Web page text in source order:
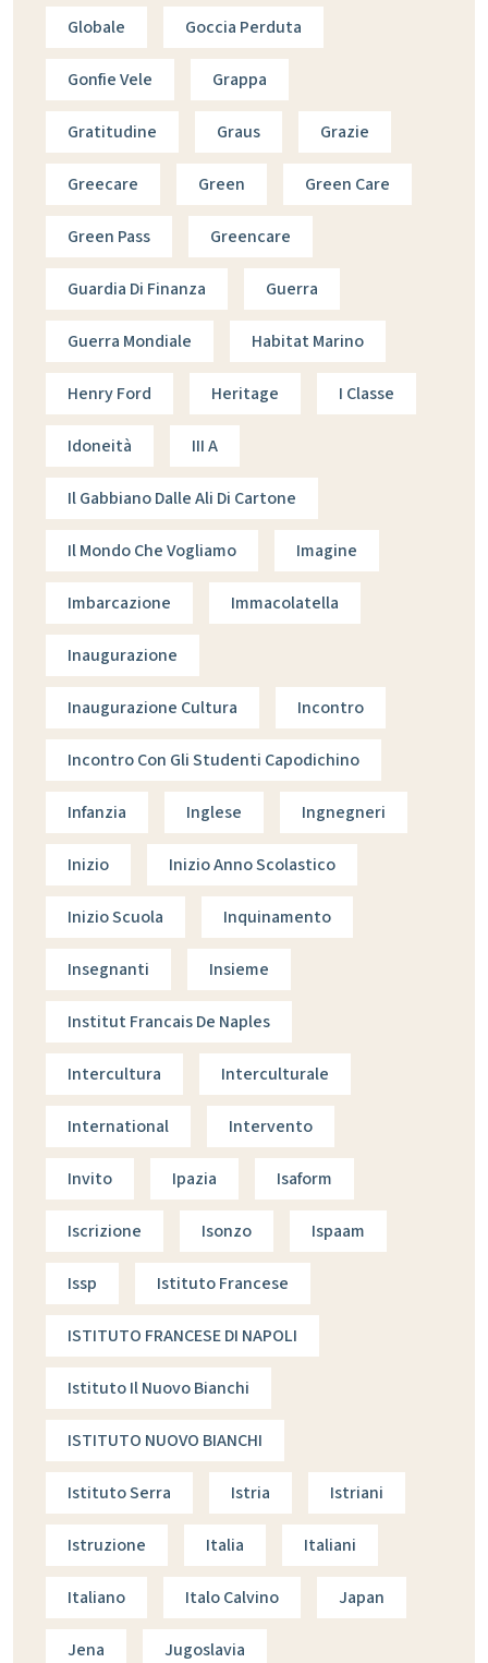
Globale Goccia Perduta
Gonfie Vele Grappa
Gratitudine Graus Grazie
Greecare Green Green Care
Green Pass Greencare
Guardia Di Finanza Guerra
Guerra Mondiale Habitat Marino
Henry Ford Heritage I Classe
Idoneità III A
Il Gabbiano Dalle Ali Di Cartone
Il Mondo Che Vogliamo Imagine
Imbarcazione Immacolatella
Inaugurazione
Inaugurazione Cultura Incontro
Incontro Con Gli Studenti Capodichino
Infanzia Inglese Ingnegneri
Inizio Inizio Anno Scolastico
Inizio Scuola Inquinamento
Insegnanti Insieme
Institut Francais De Naples
Intercultura Interculturale
International Intervento
Invito Ipazia Isaform
Iscrizione Isonzo Ispaam
Issp Istituto Francese
ISTITUTO FRANCESE DI NAPOLI
Istituto Il Nuovo Bianchi
ISTITUTO NUOVO BIANCHI
Istituto Serra Istria Istriani
Istruzione Italia Italiani
Italiano Italo Calvino Japan
Jena Jugoslavia